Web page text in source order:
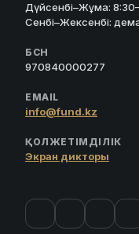
Дүйсенбі–Жұма:
Сенбі–Жексенбі:
БСН
970840000277
EMAIL
info@fund.kz
ҚОЛЖЕТІМДІЛІК
Экран дикторы